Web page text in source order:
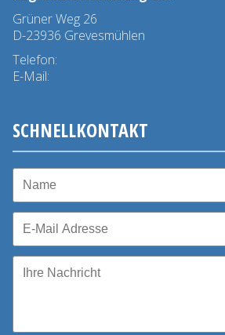
Grüner Weg 26
D-23936 Grevesmühlen
Telefon:
E-Mail:
SCHNELLKONTAKT